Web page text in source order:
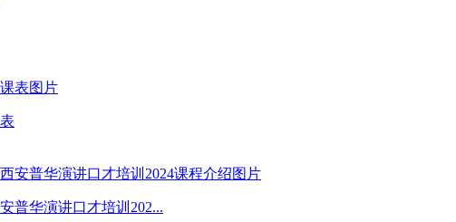
普华演讲口才培训202...